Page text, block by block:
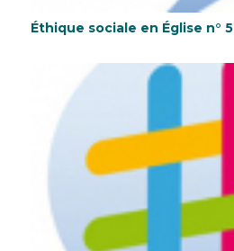
Éthique sociale en Église n°